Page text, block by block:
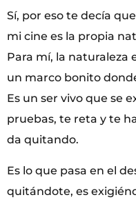
Sí, por eso te decía
mi cine es la propia
Para mí, la naturaleza
un marco bonito
Es un ser vivo que se
pruebas, te reta y te
da quitando.
Es lo que pasa en el
quitándote, es